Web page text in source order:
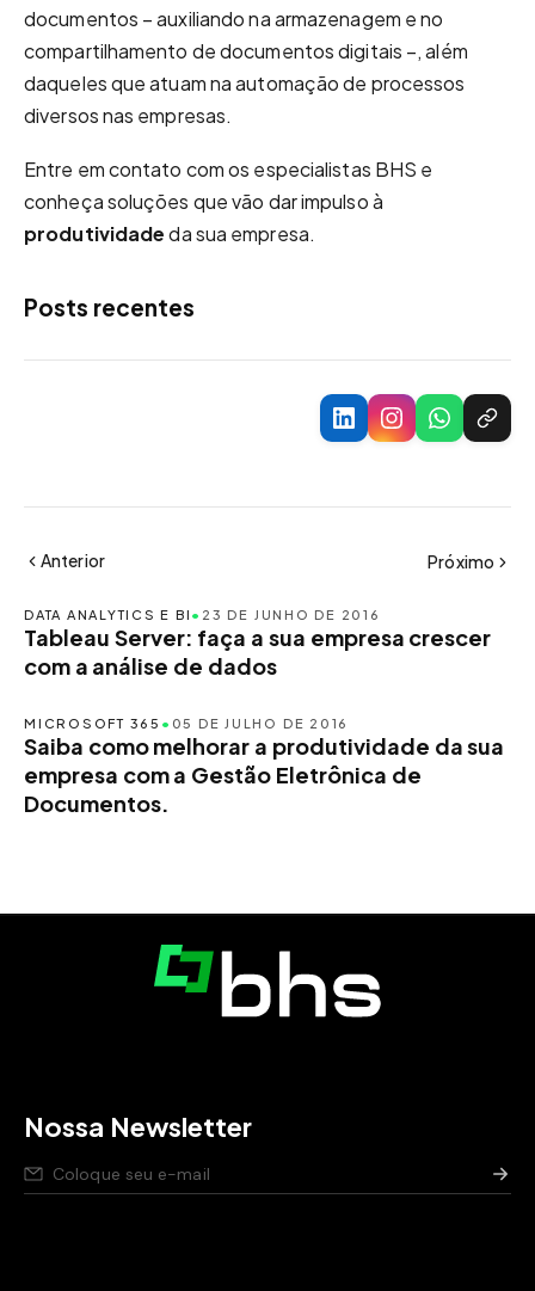
documentos – auxiliando na armazenagem e no
compartilhamento de documentos digitais –, além
daqueles que atuam na automação de processos
diversos nas empresas.
Entre em contato com os especialistas BHS e
conheça soluções que vão dar impulso à
produtividadeda sua empresa.
Posts recentes
Anterior Próximo
DATA ANALYTICS E BI • 23 DE JUNHO DE 2016
Tableau Server: faça a sua empresa crescer
com a análise de dados
MICROSOFT 365 • 05 DE JULHO DE 2016
Saiba como melhorar a produtividade da sua
empresa com a Gestão Eletrônica de
Documentos.
Nossa Newsletter